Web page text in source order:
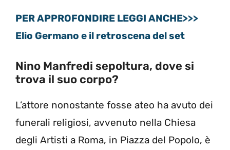
PER APPROFONDIRE LEGGI ANCHE>>>
Elio Germano e il retroscena del set
Nino Manfredi sepoltura, dove si
trova il suo corpo?
L’attore nonostante fosse ateo ha avuto dei
funerali religiosi, avvenuto nella Chiesa
degli Artisti a Roma, in Piazza del Popolo, è